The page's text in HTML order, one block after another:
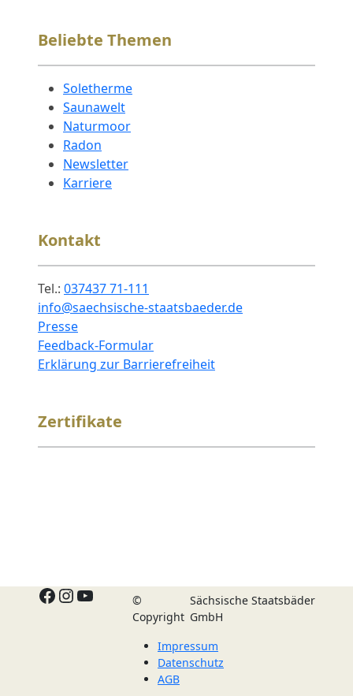
Beliebte Themen
Soletherme
Saunawelt
Naturmoor
Radon
Newsletter
Karriere
Kontakt
Tel.: 037437 71-111
info@saechsische-staatsbaeder.de
Presse
Feedback-Formular
Erklärung zur Barrierefreiheit
Zertifikate
Facebook
Instagram
YouTube
©
Copyright
Sächsische Staatsbäder
GmbH
Impressum
Datenschutz
AGB